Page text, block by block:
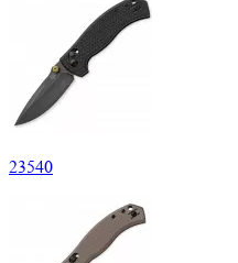
23540